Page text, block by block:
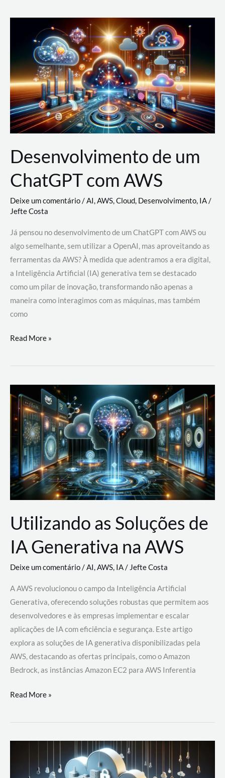
Nuvem:
Google
Cloud,
AWS
e
Azure
Desenvolvimento de um
ChatGPT com AWS
Deixe um comentário/AI,AWS,Cloud, Desenvolvimento, IA/
Jefte Costa
Já pensou no desenvolvimento de um ChatGPT com AWS ou
algo semelhante, sem utilizar a OpenAI, mas aproveitando as
ferramentas da AWS? À medida que adentramos a era digital,
a Inteligência Artificial (IA) generativa tem se destacado
como um pilar de inovação, transformando não apenas a
maneira como interagimos com as máquinas, mas também
como
Desenvolvimento
um
com
AWS
Read More »
Utilizando as Soluções de
IA Generativa na AWS
Deixe um comentário/AI,AWS, IA/Jefte Costa
A AWS revolucionou o campo da Inteligência Artificial
Generativa, oferecendo soluções robustas que permitem aos
desenvolvedores e às empresas implementar e escalar
aplicações de IA com eficiência e segurança. Este artigo
explora as soluções de IA generativa disponibilizadas pela
AWS, destacando as ofertas principais, como o Amazon
Bedrock, as instâncias Amazon EC2 para AWS Inferentia
Utilizando
Soluções
Read More »